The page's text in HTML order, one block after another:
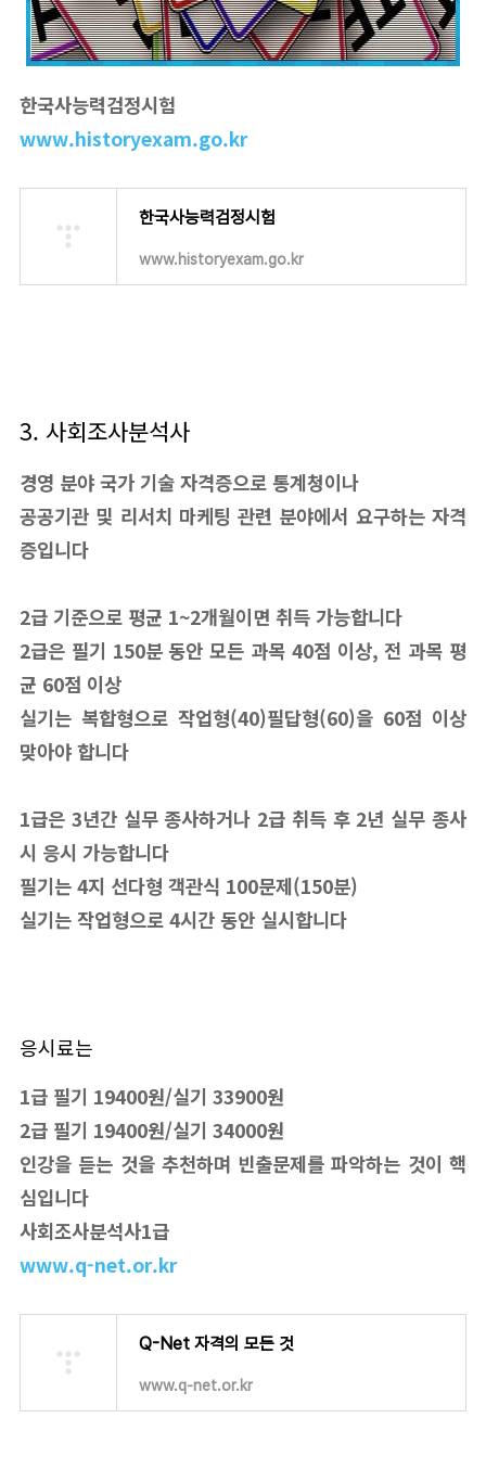
한국사능력검정시험
www.historyexam.go.kr
한국사능력검정시험
www.historyexam.go.kr
3. 사회조사분석사
경영 분야 국가 기술 자격증으로 통계청이나
공공기관 및 리서치 마케팅 관련 분야에서 요구하는 자격
증입니다
2급 기준으로 평균 1~2개월이면 취득 가능합니다
2급은 필기 150분 동안 모든 과목 40점 이상, 전 과목 평
균 60점 이상
실기는 복합형으로 작업형(40)필답형(60)을 60점 이상
맞아야 합니다
1급은 3년간 실무 종사하거나 2급 취득 후 2년 실무 종사
시 응시 가능합니다
필기는 4지 선다형 객관식 100문제(150분)
실기는 작업형으로 4시간 동안 실시합니다
응시료는
1급 필기 19400원/실기 33900원
2급 필기 19400원/실기 34000원
인강을 듣는 것을 추천하며 빈출문제를 파악하는 것이 핵
심입니다
사회조사분석사1급
www.q-net.or.kr
Q-Net 자격의 모든 것
www.q-net.or.kr